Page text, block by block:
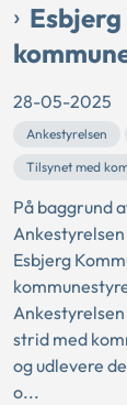
28-05-2025
Ankestyrelsen
Tilsynet med
På baggrund
Esbjerg
strid med
og udlevere
o...